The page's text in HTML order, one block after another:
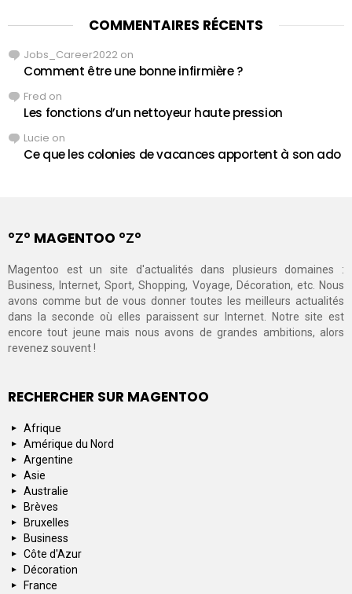
COMMENTAIRES RÉCENTS
Jobs_Career2022 on
Comment être une bonne infirmière ?
Fred on
Les fonctions d’un nettoyeur haute pression
Lucie on
Ce que les colonies de vacances apportent à son ado
°Ζ° MAGENTOO °Ζ°
Magentoo est un site d'actualités dans plusieurs domaines :
Business, Internet, Sport, Shopping, Voyage, Décoration, etc. Nous
avons comme but de vous donner toutes les meilleurs actualités
dans la seconde où elles paraissent sur Internet. Notre site est
encore tout jeune mais nous avons de grandes ambitions, alors
revenez souvent !
RECHERCHER SUR MAGENTOO
Afrique
Amérique du Nord
Argentine
Asie
Australie
Brèves
Bruxelles
Business
Côte d'Azur
Décoration
France